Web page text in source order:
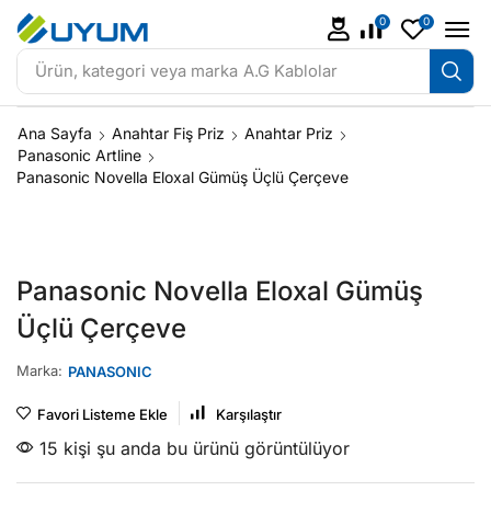
Ürün, kategori veya marka A.G Kablolar
0 0
Ana Sayfa Anahtar Fiş Priz
Anahtar Priz
Panasonic Artline
Panasonic Novella Eloxal Gümüş Üçlü Çerçeve
Panasonic Novella Eloxal Gümüş
Üçlü Çerçeve
Marka: PANASONIC
Favori Listeme Ekle Karşılaştır
15 kişi şu anda bu ürünü görüntülüyor